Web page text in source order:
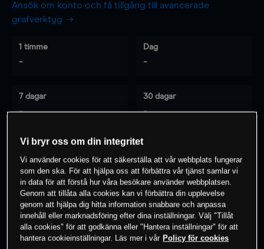
Ansök om konto och få tillgång till avancerade
grafverktyg
1 timme
-
Dag
-
7 dagar
-
30 dagar
-
0% av kunderna har enposition i detta
instrument
Börja handla
Vi bryr oss om din integritet
Vi använder cookies för att säkerställa att vår webbplats fungerar
som den ska. För att hjälpa oss att förbättra vår tjänst samlar vi
in data för att förstå hur våra besökare använder webbplatsen.
Genom att tillåta alla cookies kan vi förbättra din upplevelse
genom att hjälpa dig hitta information snabbare och anpassa
innehåll eller marknadsföring efter dina inställningar. Välj "Tillåt
alla cookies" för att godkänna eller "Hantera inställningar" för att
hantera cookieinställningar. Läs mer i vår Policy för cookies